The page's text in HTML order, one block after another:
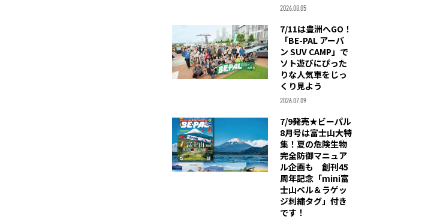
2026.08.05
7/11は豊洲へGO！
「BE-PAL アーバ
ン SUV CAMP」で
ソト遊びにぴった
りな人気車をじっ
くり見よう
2026.07.09
7/9発売★ビーパル
8月号は富士山大特
集！夏の危険生物
完全防御マニュア
ル企画も 創刊45
周年記念「mini富
士山ベル＆ラゲッ
ジ刺繍タグ」付き
です！